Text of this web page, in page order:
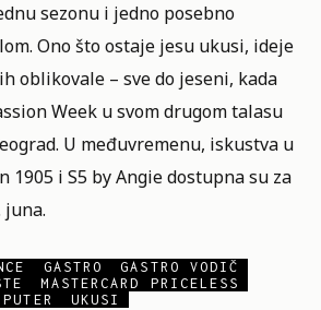
sezonu i jedno posebno
Ono što ostaje jesu ukusi, ideje
oblikovale – sve do jeseni, kada
Week u svom drugom talasu
U međuvremenu, iskustva u
1905 i S5 by Angie dostupna su za
juna.
GASTRO
GASTRO VODIČ
MASTERCARD PRICELESS
PUTER UKUSI